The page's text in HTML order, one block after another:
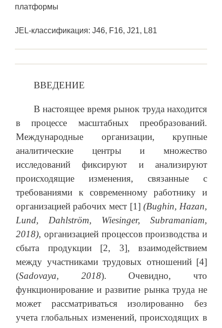
платформы
JEL-классификация: J46, F16, J21, L81
ВВЕДЕНИЕ
В настоящее время рынок труда находится
в процессе масштабных преобразований.
Международные организации, крупные
аналитические центры и множество
исследований фиксируют и анализируют
происходящие изменения, связанные с
требованиями к современному работнику и
организацией рабочих мест [1] (Bughin, Hazan,
Lund, Dahlström, Wiesinger, Subramaniam,
2018), организацией процессов производства и
сбыта продукции [2, 3], взаимодействием
между участниками трудовых отношений [4]
(Sadovaya, 2018). Очевидно, что
функционирование и развитие рынка труда не
может рассматриваться изолированно без
учета глобальных изменений, происходящих в